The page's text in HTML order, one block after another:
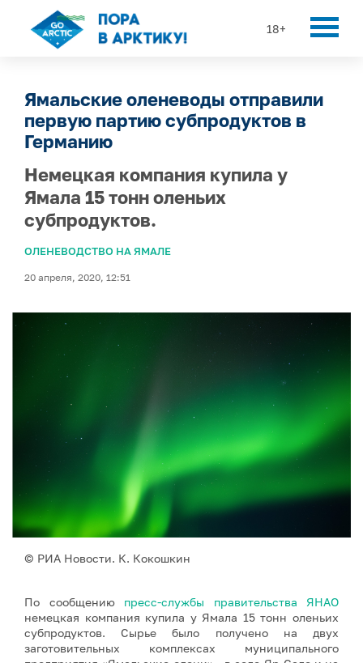
18+
Ямальские оленеводы отправили
первую партию субпродуктов в
Германию
Немецкая компания купила у
Ямала 15 тонн оленьих
субпродуктов.
ОЛЕНЕВОДСТВО НА ЯМАЛЕ
20 апреля, 2020, 12:51
© РИА Новости. К. Кокошкин
По сообщению пресс-службы правительства ЯНАО
немецкая компания купила у Ямала 15 тонн оленьих
субпродуктов. Сырье было получено на двух
заготовительных комплексах муниципального